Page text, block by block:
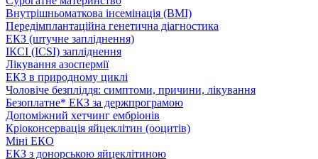
Внутрішньоматкова інсемінація (ВМІ)
Передімплантаційна генетична діагностика
ЕКЗ (штучне запліднення)
ІКСІ (ICSI) запліднення
Лікування азоспермії
ЕКЗ в природному циклі
Чоловіче безпліддя: симптоми, причини, лікування
Безоплатне* ЕКЗ за держпрограмою
Допоміжний хетчинг ембріонів
Кріоконсервація яйцеклітин (ооцитів)
Міні ЕКО
ЕКЗ з донорською яйцеклітиною